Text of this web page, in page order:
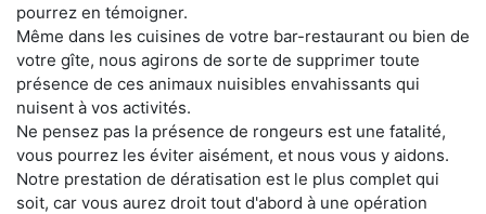
pourrez en témoigner.
Même dans les cuisines de votre bar-restaurant ou bien de
votre gîte, nous agirons de sorte de supprimer toute
présence de ces animaux nuisibles envahissants qui
nuisent à vos activités.
Ne pensez pas la présence de rongeurs est une fatalité,
vous pourrez les éviter aisément, et nous vous y aidons.
Notre prestation de dératisation est le plus complet qui
soit, car vous aurez droit tout d'abord à une opération